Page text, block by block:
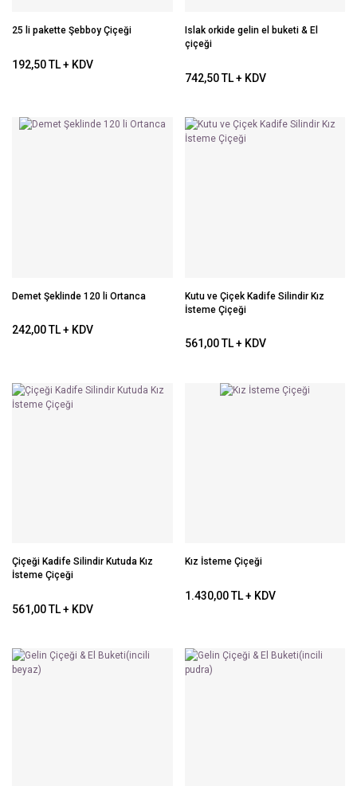
25 li pakette Şebboy Çiçeği
192,50 TL + KDV
Islak orkide gelin el buketi & El
çiçeği
742,50 TL + KDV
Demet Şeklinde 120 li Ortanca
242,00 TL + KDV
Kutu ve Çiçek Kadife Silindir Kız
İsteme Çiçeği
561,00 TL + KDV
Çiçeği Kadife Silindir Kutuda Kız
İsteme Çiçeği
561,00 TL + KDV
Kız İsteme Çiçeği
1.430,00 TL + KDV